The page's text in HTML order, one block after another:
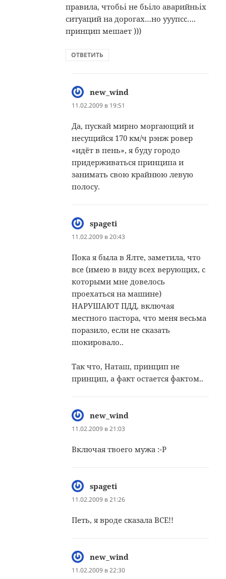
правила, чтобьі не бьіло аварийньіх
ситуаций на дорогах…но ууупсс….
принцип мешает )))
ОТВЕТИТЬ
new_wind
11.02.2009 в 19:51
Да, пускай мирно моргающий и
несущийся 170 км/ч рэнж ровер
«идёт в пень», я буду городо
придерживаться принципа и
занимать свою крайнюю левую
полосу.
spageti
11.02.2009 в 20:43
Пока я была в Ялте, заметила, что
все (имею в виду всех верующих, с
которыми мне довелось
проехаться на машине)
НАРУШАЮТ ПДД, включая
местного пастора, что меня весьма
поразило, если не сказать
шокировало..
Так что, Наташ, принцип не
принцип, а факт остается фактом..
new_wind
11.02.2009 в 21:03
Включая твоего мужа :-Р
spageti
11.02.2009 в 21:26
Петь, я вроде сказала ВСЕ!!
new_wind
11.02.2009 в 22:30